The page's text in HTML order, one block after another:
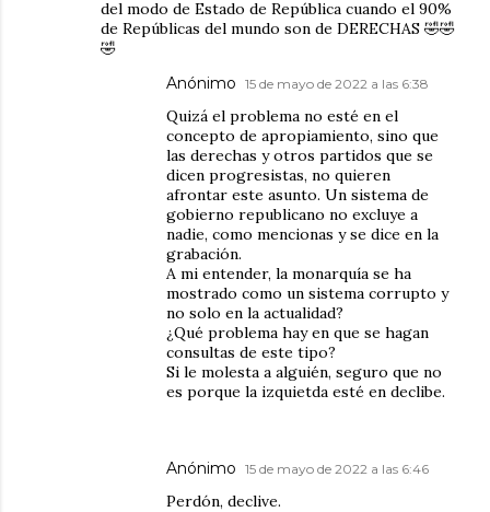
del modo de Estado de República cuando el 90%
de Repúblicas del mundo son de DERECHAS 🤣🤣
🤣
Anónimo 15 de mayo de 2022 a las 6:38
Quizá el problema no esté en el
concepto de apropiamiento, sino que
las derechas y otros partidos que se
dicen progresistas, no quieren
afrontar este asunto. Un sistema de
gobierno republicano no excluye a
nadie, como mencionas y se dice en la
grabación.
A mi entender, la monarquía se ha
mostrado como un sistema corrupto y
no solo en la actualidad?
¿Qué problema hay en que se hagan
consultas de este tipo?
Si le molesta a alguién, seguro que no
es porque la izquietda esté en declibe.
Anónimo 15 de mayo de 2022 a las 6:46
Perdón, declive.